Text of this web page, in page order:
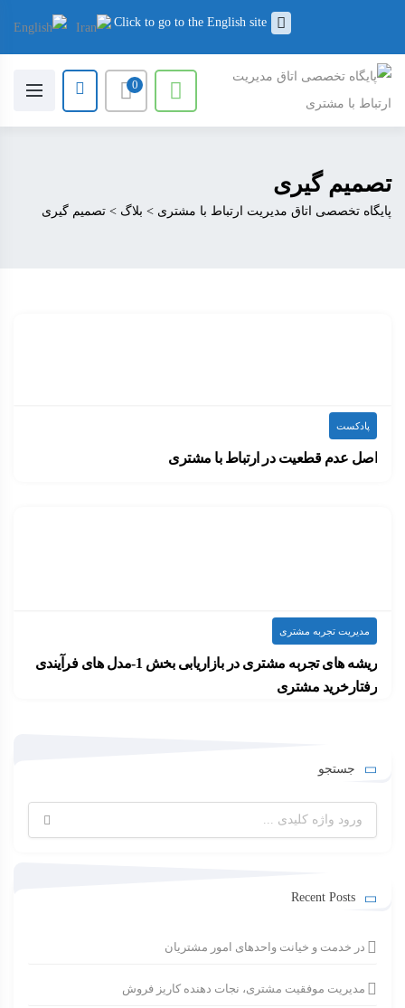
Click to go to the English site
0
تصمیم گیری
پایگاه تخصصی اتاق مدیریت ارتباط با مشتری > بلاگ > تصمیم گیری
پادکست
اصل عدم قطعیت در ارتباط با مشتری
مدیریت تجربه مشتری
ریشه های تجربه مشتری در بازاریابی بخش 1-مدل های فرآیندی
رفتارخرید مشتری
جستجو
برای:
Recent Posts
در خدمت و خیانت واحدهای امور مشتریان
مدیریت موفقیت مشتری، نجات دهنده کاریز فروش